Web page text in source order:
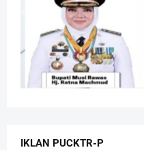
IKLAN PUCKTR-P